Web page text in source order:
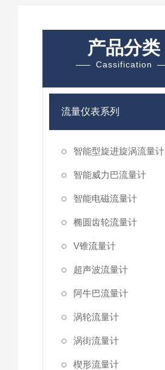
产品分类
Cassification
流量仪表系列
智能型旋进旋涡流量计
智能威力巴流量计
智能电磁流量计
椭圆齿轮流量计
V锥流量计
超声波流量计
阿牛巴流量计
涡轮流量计
涡街流量计
楔形流量计